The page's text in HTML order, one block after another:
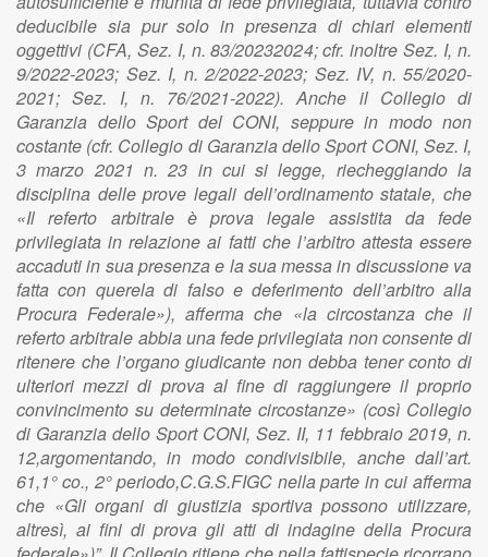
deducibile sia pur solo in presenza di chiari elementi
oggettivi (CFA, Sez. I, n. 83/20232024; cfr. inoltre Sez. I, n.
9/2022-2023; Sez. I, n. 2/2022-2023; Sez. IV, n. 55/2020-
2021; Sez. I, n. 76/2021-2022). Anche il Collegio di
Garanzia dello Sport del CONI, seppure in modo non
costante (cfr. Collegio di Garanzia dello Sport CONI, Sez. I,
3 marzo 2021 n. 23 in cui si legge, riecheggiando la
disciplina delle prove legali dell’ordinamento statale, che
«Il referto arbitrale è prova legale assistita da fede
privilegiata in relazione ai fatti che l’arbitro attesta essere
accaduti in sua presenza e la sua messa in discussione va
fatta con querela di falso e deferimento dell’arbitro alla
Procura Federale»), afferma che «la circostanza che il
referto arbitrale abbia una fede privilegiata non consente di
ritenere che l’organo giudicante non debba tener conto di
ulteriori mezzi di prova al fine di raggiungere il proprio
convincimento su determinate circostanze» (così Collegio
di Garanzia dello Sport CONI, Sez. II, 11 febbraio 2019, n.
12,argomentando, in modo condivisibile, anche dall’art.
61,1° co., 2° periodo,C.G.S.FIGC nella parte in cui afferma
che «Gli organi di giustizia sportiva possono utilizzare,
altresì, ai fini di prova gli atti di indagine della Procura